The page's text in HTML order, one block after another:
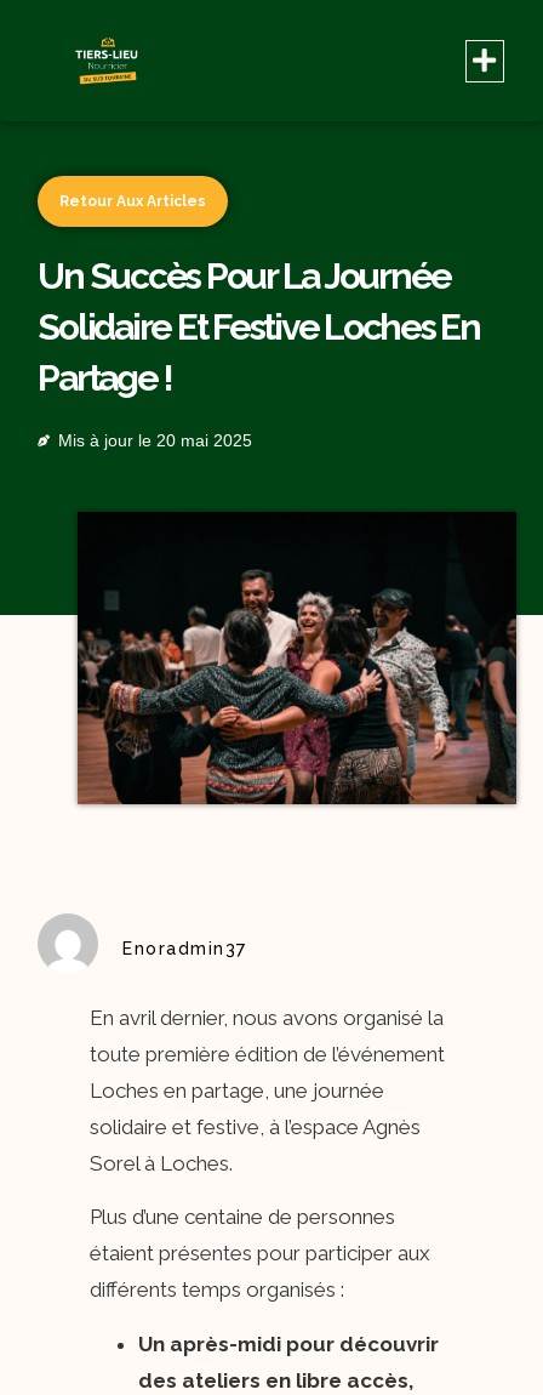
Retour Aux Articles
Un Succès Pour La Journée
Solidaire Et Festive Loches En
Partage !
Mis à jour le 20 mai 2025
Enoradmin37
En avril dernier, nous avons organisé la
toute première édition de l’événement
Loches en partage, une journée
solidaire et festive, à l’espace Agnès
Sorel à Loches.
Plus d’une centaine de personnes
étaient présentes pour participer aux
différents temps organisés :
Un après-midi pour découvrir
des ateliers en libre accès,